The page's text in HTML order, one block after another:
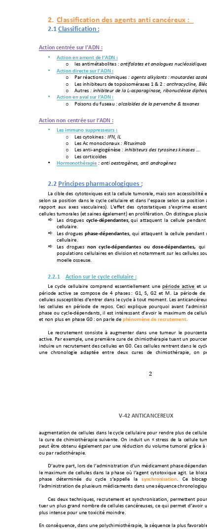
-!
2. Classification% des%agents%anti%cancéreux :%
2.1 Classification %:%
Action%centrée%sur%l’ADN%:%
• Action%en%amont%de%l’ADN :%
o &'-+/)*0("*/@3&0*'-+ :"antifolates"et"analogues"nucléosidiques"
• Action%directe%sur%l’ADN%:%
o =/#+#"/.*03)-+.60(012'- +:" agents"alkylants :"moutardes
o 8 '-+0)60@0*'2#-+ ,'+*3430-3("#/-'-+C+I+F : "anthracyclin
o A2*#'- :"inhibiteur"de "la"L?asparaginase,"ribonucl
• Action%en%aval %sur%l’ADN %:
o =30-3)-+,2+52-'/2 ":"alcaloïdes"de"la"pervenche"& "taxanes"
Action%non%centrée%sur%l’ADN%:%
• Les%immuno%suppresseurs :%
o 8'-+.?*3J0)'-+: "IFN,"IL"
o 8'-+A.+(3)3.&3)/2H+ :"Rituximab"
o 8'-+/)*0K/)%03%")$-' +: "inhibiteurs"des"tyrosines"kinases" …
o 8'-+.3#*0.3L,'-
• Hormonothérapie %: "anti"oestrogènes," anti"androgènes+
2.2 Principes%pharmacologiques %:
8/+.0@&'+ ,'-+ .?*3*3H012'-+'-*+ &/+.'&&2&'+ *2(3#/&'M+(/0-+-3)+ /..'--
-'&3)+ -/+ 43-0*03)+ ,/)-+ &'+ .?.&'+ .'&&2&/0#'+ '*+ ,/)-+ &<'-4/.'+ -'&3)+ -/+ 43-0*03)+
#/443#*+ /2H + /H'-+ 9/-.2&/0#'-O7+ 8<'55'*+ ,'-+ .?*3-*/*012'-+ -<'H4#0('+ '--
.'&&2&'-+*2(3#/&'-+N'*+-/0)'-+"%/&'(')*O+')+4#3&05"#/*03)7+B)+,0-*0)%2'+4&2-
 8'-+ ,#3%2'-+ cycle"dépendantesM+120+ /**/12')*+ &/+ .'&&2&'+ 4'),/
.'&&2&/0#'7
 8'-+ ,#3%2'-+ phase"dépendantesM+ 120 /**/12')*+ &/+ .' &&2&'+ 4'),/)*+
.'&&2&/0#'7+
 8'-+ ,#3%2'-+ non% cycle"dépendantes% ou% dose"dépendantes,+120
4342&/*03)-+.'&&2&/0#'- +')+,090-03)+'*+)3*/((')*+-2#+ &'-+ .'&&2&'-+-
(3'&&'+3--'2-'7
2.2.1 Action%sur%le%cycle%cellulaire%:%
8'+ .?.&'+ .'&&2&/0#'+ .3(4#'),+ '--')*0'&&'(')*+ 2)'+ 4"#03,'+ /.*09' +'*+2
4"#03,'+ /.*09'+ -'+ .3(43-'+ ,'+ R+ 46/-'-+ Q+ SCM+ TM+ SF+ '*+ U 7+ 8/+ 4"#03,'+ ,'+
.'&&2&'-+-2-.'4*0@&'-+,<')*#'#+,/)-+ &'+.?.&'+;+ *32*+(3(')*7+8'-+/)*0./
&'-+ .'&&2&'- + ')+ 4"#03,'+ ,'+ #'43-7+ W'.0+ 'H4&012'+ 432#1230+ /9/)*+ &</,(
46/-'+ 32+ .?.&'K,"4'),/)*-M 0&+ '-*+ 0)*"#'--/)*+ ,</930#+ &'+ (/H0(2(+ ,'+
'*+)3)+4&2-+')+46/-'+ SV+ Q+3)+4/#&'+,'+ phénomène%de%recrutement.+
8'+ #'.#2*'(')*+ .3)-0-*'+ ;+ /2%(')*'#+ ,/)-+ 2)'+ *2('2#+ &'+ 432#.')*/
/.*09'7+=/#+'H'(4&'M+ 2)'+ 4#'(0$#'+.2#'+ ,'+ .60(03*6"#/40'+*2/)*+2)+
0),20#'+2)+ #'.#2*'(')*+,'-+.'&&2&'-+ ')+SV7+W'-+ .'&&2 &'-+ #')*#')*+,/)-+&'+.?.&
2)'+ .6#3)3&3%0'+ /,/4*"'+ ')*#'+ ,'2H+ .2#'-+ ,'+ .60(03*6"#/40'M+ 3)+
V"42%ANTICANCEREUX%
/2%(')*/*03)+,'+ .'&&2&'-+ ,/)-+ &'+.?.&'+ .'&&2&/0#'+432#+ #'),#'+4&2-+,'+
&/+ .2#'+ ,'+ .60(03*6"#/40'+ -209/)*'7+ B)+ 0),20*+ 2)+ X -*#'--+ ,'+ &/+ .'&&2&'+
4'2*+ Z*#'+ 3@*')2+ "%/&'(')*+ 4/#+ 2)'+ #",2.*03)+ ,2+ 93&2('+ *2(3#/&+ %#[.'+ ;+
32+4/#+#/,03*6"#/40'7
!</2*#'+4/#*M +&3#-+,' +&</,(0)0-*#/*03)+,<2)+(",0./(')*+46/-'+,"4'),/
&'+ (/H0(2(+ ,'+ .'&&2&'-+ ,/)- &/+ 46/-'+ 3\+ &</%')*+ .?*3*3H012'+ /%0*7+ 8'+ @&3./
46/-'+ ,"*'#(0)"'+ ,2+ .?.&'+ -</44'&& '+ &/+ synchronisation7+ W'+ @&3./
&</,(0)0-*#/*03)+,'+4&2-0'2#-+(",0./(')*-+,/)-+2)'+-
W'-+ ,'2H+ *'.6)012'-M+ #'.#2*'(')*+ '*+ -?).6#3)0-/*03)M 4'#('**')*+ 432#+
*2'#+ 2)+ 4 &2-+ %#/),+ )3(@#'+ ,'+ .' &&2&'-+./)."#'2-'-M+ .'+ 120+ 4'#('*+ ,</930#+ 2
4&2-+0)*')-'+432#+2)'+*3H0.0*"+(30),#'7+
])+.3)-"12').'M+,/)-+2)'+ 43&?.60(03*6"#/40'M+&/+-"12').'+&/+4&2-+ 5/93#/